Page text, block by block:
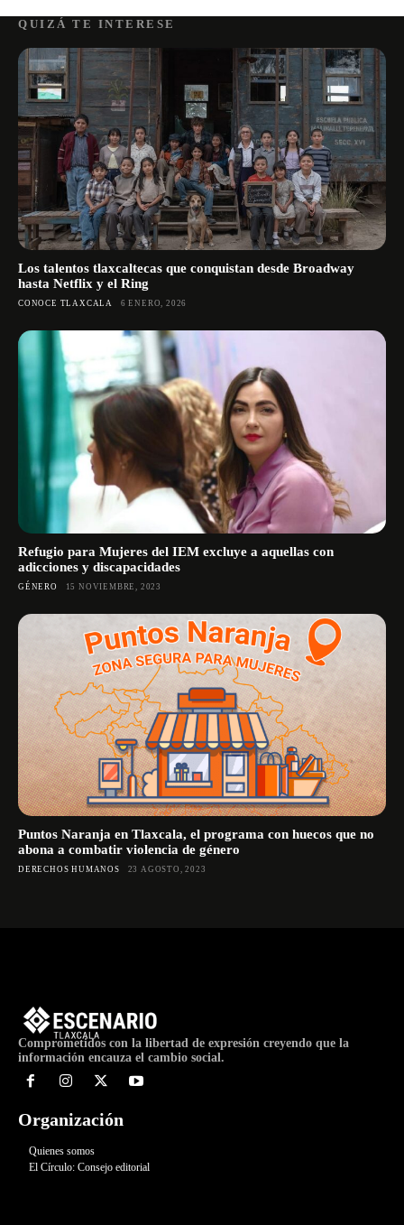
QUIZÁ TE INTERESE
Los talentos tlaxcaltecas que conquistan desde Broadway
hasta Netflix y el Ring
CONOCE TLAXCALA 6 ENERO, 2026
Refugio para Mujeres del IEM excluye a aquellas con
adicciones y discapacidades
GÉNERO 15 NOVIEMBRE, 2023
Puntos Naranja en Tlaxcala, el programa con huecos que no
abona a combatir violencia de género
DERECHOS HUMANOS 23 AGOSTO, 2023
Comprometidos con la libertad de expresión creyendo que la
información encauza el cambio social.
Organización
Quienes somos
El Círculo: Consejo editorial